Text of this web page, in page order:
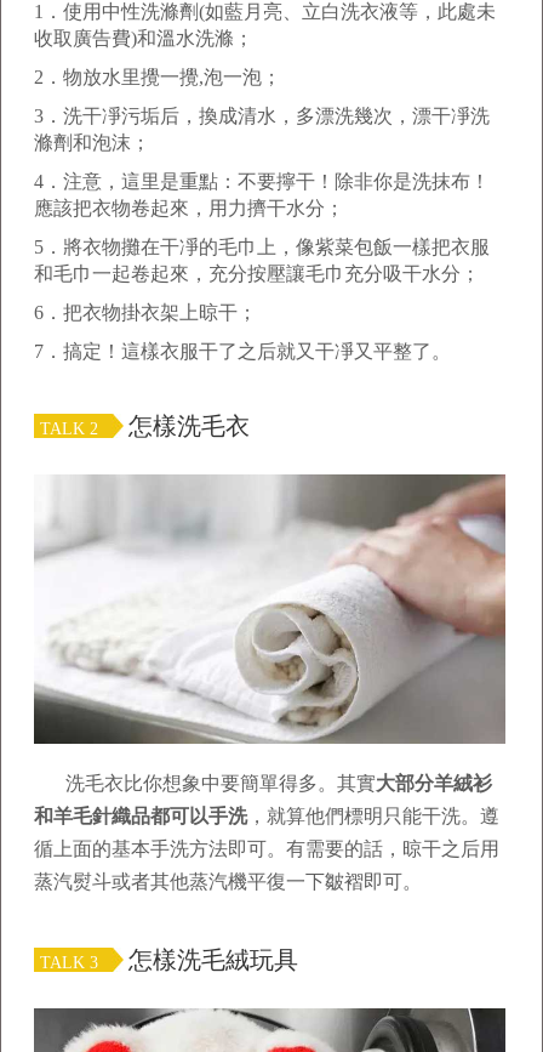
1 ．使用中性洗滌劑(如藍月亮、立白洗衣液等，此處未
收取廣告費)和溫水洗滌；
2 ．物放水里攪一攪,泡一泡；
3 ．洗干凈污垢后，換成清水，多漂洗幾次，漂干凈洗
滌劑和泡沫；
4 ．注意，這里是重點：不要擰干！除非你是洗抹布！
應該把衣物卷起來，用力擠干水分；
5 ．將衣物攤在干凈的毛巾上，像紫菜包飯一樣把衣服
和毛巾一起卷起來，充分按壓讓毛巾充分吸干水分；
6 ．把衣物掛衣架上晾干；
7 ．搞定！這樣衣服干了之后就又干凈又平整了。
TALK 2 怎樣洗毛衣
洗毛衣比你想象中要簡單得多。其實大部分羊絨衫
和羊毛針織品都可以手洗，就算他們標明只能干洗。遵
循上面的基本手洗方法即可。有需要的話，晾干之后用
蒸汽熨斗或者其他蒸汽機平復一下皺褶即可。
TALK 3 怎樣洗毛絨玩具